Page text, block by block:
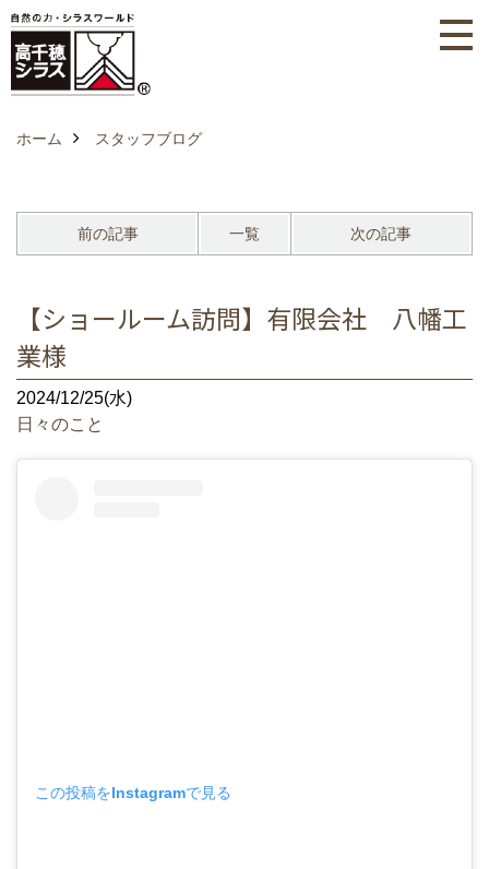
ホーム スタッフブログ
前の記事 一覧 次の記事
【ショールーム訪問】有限会社 八幡工
業様
2024/12/25(水)
日々のこと
この投稿をInstagramで見る